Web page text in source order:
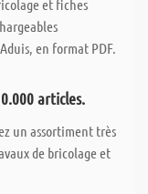
et fiches
en format PDF.
articles.
un assortiment très
de bricolage et